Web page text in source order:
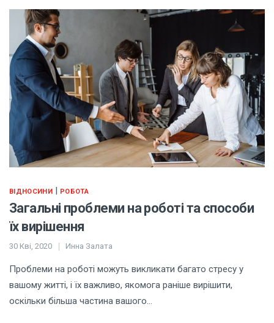
ВІДНОСИНИ | РОБОТА
Загальні проблеми на роботі та способи
їх вирішення
30 Кві, 2020 Инна Залата
Проблеми на роботі можуть викликати багато стресу у
вашому житті, і їх важливо, якомога раніше вирішити,
оскільки більша частина вашого…